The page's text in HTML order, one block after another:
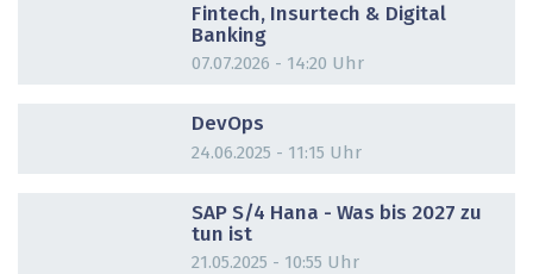
Fintech, Insurtech & Digital
Banking
07.07.2026 - 14:20 Uhr
DevOps
24.06.2025 - 11:15 Uhr
SAP S/4 Hana - Was bis 2027 zu
tun ist
21.05.2025 - 10:55 Uhr